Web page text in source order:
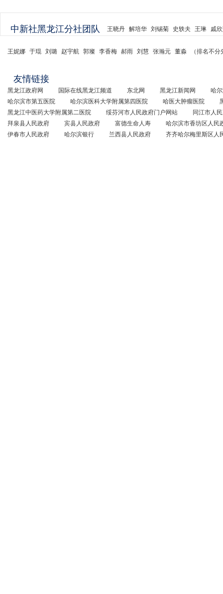
中新社黑龙江分社团队 王晓丹 解培华 刘锡菊 史轶夫 王琳 戚
王妮娜 于琨 刘璐 赵宇航 郭璨 李香梅 郝雨 刘慧 张瀚元 董淼 （排名不
友情链接
黑龙江政府网 国际在线黑龙江频道 东北网 黑龙江新闻网
哈
哈尔滨市第五医院
哈尔滨医科大学附属第四医院 哈医大肿瘤医院
黑龙江中医药大学附属第二医院
绥芬河市人民政府门户网站
同江市人
拜泉县人民政府
宾县人民政府 富德生命人寿
哈尔滨市香坊区人民
伊春市人民政府
哈尔滨银行 兰西县人民政府 齐齐哈尔梅里斯区人